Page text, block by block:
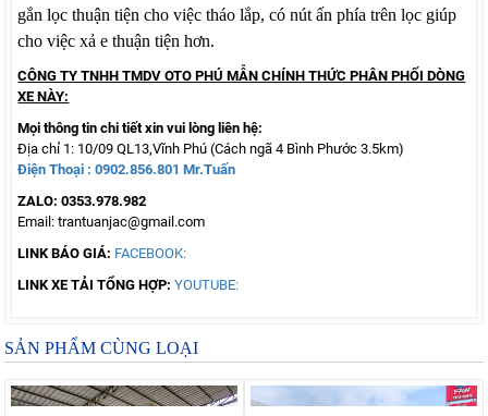
gắn lọc thuận tiện cho việc tháo lắp, có nút ấn phía trên lọc giúp
cho việc xả e thuận tiện hơn.
CÔNG TY TNHH TMDV OTO PHÚ MẪN CHÍNH THỨC PHÂN PHỐI DÒNG
XE NÀY:
Mọi thông tin chi tiết xin vui lòng liên hệ:
Địa chỉ 1: 10/09 QL13,Vĩnh Phú (Cách ngã 4 Bình Phước 3.5km)
Điện Thoại :0902.856.801 Mr.Tuấn
ZALO: 0353.978.982
Email: trantuanjac@gmail.com
LINK BÁO GIÁ: FACEBOOK:
LINK XE TẢI TỔNG HỢP: YOUTUBE:
SẢN PHẨM CÙNG LOẠI